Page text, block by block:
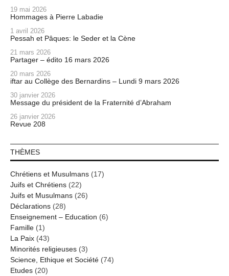
19 mai 2026
Hommages à Pierre Labadie
1 avril 2026
Pessah et Pâques: le Seder et la Cène
21 mars 2026
Partager – édito 16 mars 2026
20 mars 2026
iftar au Collège des Bernardins – Lundi 9 mars 2026
30 janvier 2026
Message du président de la Fraternité d’Abraham
26 janvier 2026
Revue 208
THÈMES
Chrétiens et Musulmans (17)
Juifs et Chrétiens (22)
Juifs et Musulmans (26)
Déclarations (28)
Enseignement – Education (6)
Famille (1)
La Paix (43)
Minorités religieuses (3)
Science, Ethique et Société (74)
Etudes (20)